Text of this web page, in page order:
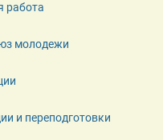
работа
молодежи
и переподготовки